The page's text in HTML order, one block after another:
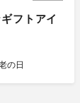
フトアイ
の日